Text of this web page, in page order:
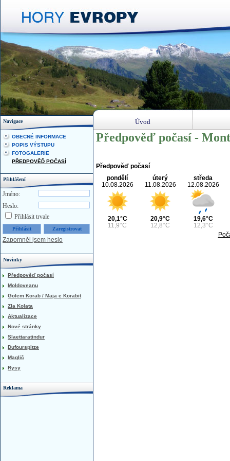
Předpověď počasí -
Předpověď počasí
pondělí
10.08.2026
20,1°C
11,9°C
úterý
11.08.2026
20,9°C
12,8°C
středa
12.08.2026
19,6°C
12,3°C
Navigace
OBECNÉ INFORMACE
POPIS VÝSTUPU
FOTOGALERIE
PŘEDPOVĚĎ POČASÍ
Přihlášení
Jméno:
Heslo:
Přihlásit trvale
Zapomněl jsem heslo
Novinky
Předpověď počasí
Moldoveanu
Golem Korab / Maja e Korabit
Zla Kolata
Aktualizace
Nové stránky
Slaettaratindur
Dufourspitze
Maglič
Rysy
Reklama
Úvod